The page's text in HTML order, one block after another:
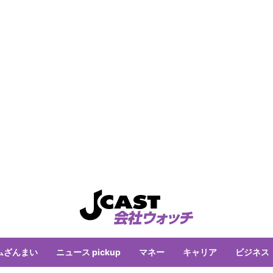
ざんまい ニュース pickup マネー キャリア ビジネス